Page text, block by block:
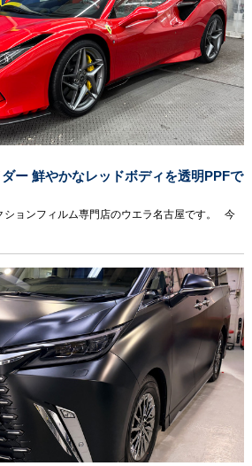
ー 鮮やかなレッドボディを透明PPFで
ションフィルム専門店のウエラ名古屋です。 今